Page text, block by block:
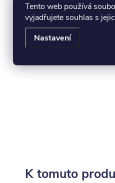
Tento web používá
vyjadřujete souhlas s
Nastavení
K tomuto